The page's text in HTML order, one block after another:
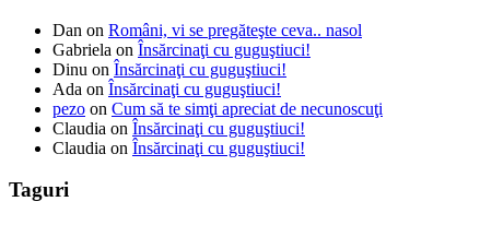
Dan on Români, vi se pregăteşte ceva.. nasol
Gabriela on Însărcinaţi cu guguştiuci!
Dinu on Însărcinaţi cu guguştiuci!
Ada on Însărcinaţi cu guguştiuci!
pezo on Cum să te simţi apreciat de necunoscuţi
Claudia on Însărcinaţi cu guguştiuci!
Claudia on Însărcinaţi cu guguştiuci!
Taguri